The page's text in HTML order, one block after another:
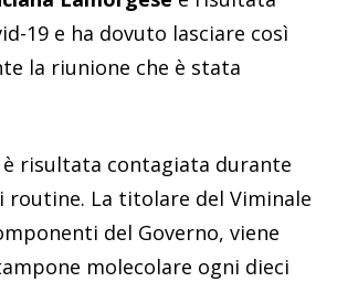
19 e ha dovuto lasciare così
la riunione che è stata
è risultata contagiata durante
routine. La titolare del Viminale
del Governo, viene
molecolare ogni dieci